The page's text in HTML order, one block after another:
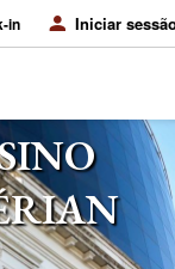
in Iniciar